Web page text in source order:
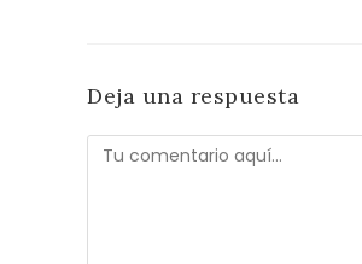
Deja una respuesta
Comentario